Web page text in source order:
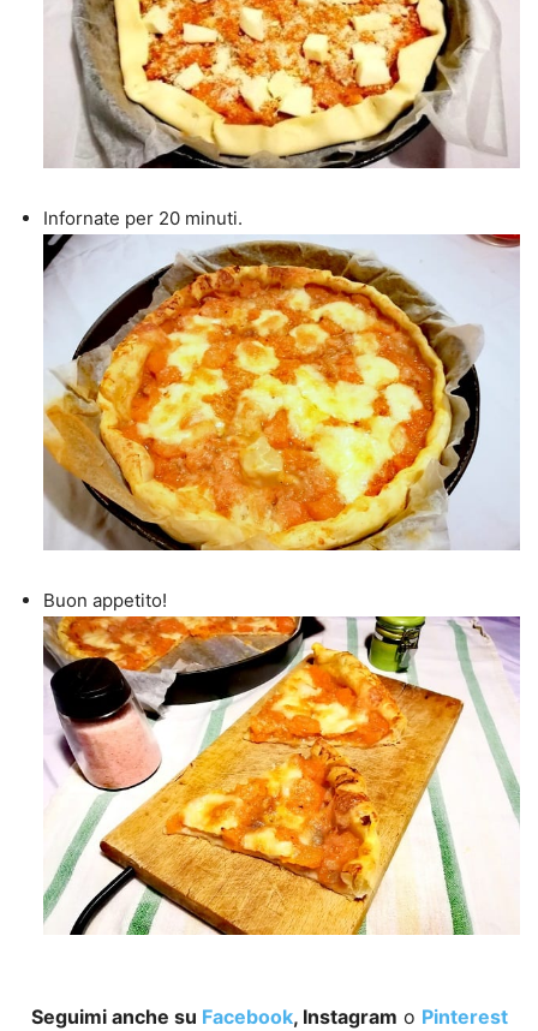
Infornate per 20 minuti.
Buon appetito!
Seguimi anche su Facebook, Instagram o Pinterest